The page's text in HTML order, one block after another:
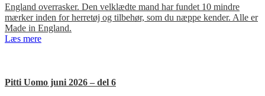
England overrasker. Den velklædte mand har fundet 10 mindre
mærker inden for herretøj og tilbehør, som du næppe kender. Alle er
Made in England.
Læs mere
Pitti Uomo juni 2026 – del 6